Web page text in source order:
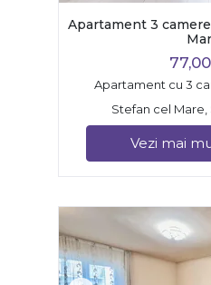
Apartament 3
Apartament cu 3
Stefan cel Mare,
Vezi mai